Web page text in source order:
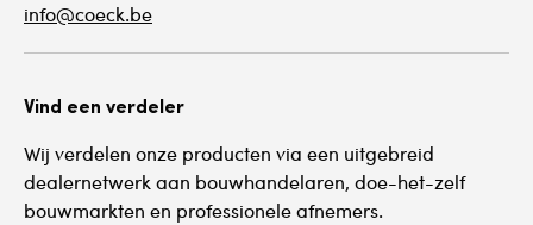
info@coeck.be
Vind een verdeler
Wij verdelen onze producten via een uitgebreid
dealernetwerk aan bouwhandelaren, doe-het-zelf
bouwmarkten en professionele afnemers.